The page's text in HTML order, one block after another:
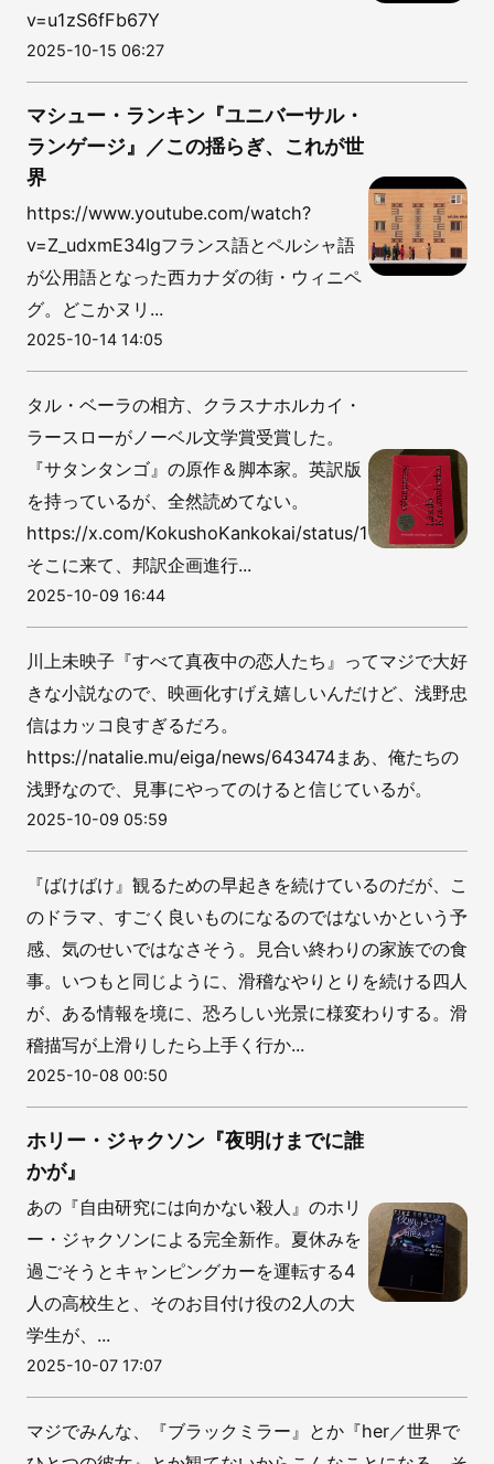
v=u1zS6fFb67Y
2025-10-15 06:27
マシュー・ランキン『ユニバーサル・
ランゲージ』／この揺らぎ、これが世
界
https://www.youtube.com/watch?
v=Z_udxmE34Igフランス語とペルシャ語
が公用語となった西カナダの街・ウィニペ
グ。どこかヌリ...
2025-10-14 14:05
タル・ベーラの相方、クラスナホルカイ・
ラースローがノーベル文学賞受賞した。
『サタンタンゴ』の原作＆脚本家。英訳版
を持っているが、全然読めてない。
https://x.com/KokushoKankokai/status/
そこに来て、邦訳企画進行...
2025-10-09 16:44
川上未映子『すべて真夜中の恋人たち』ってマジで大好
きな小説なので、映画化すげえ嬉しいんだけど、浅野忠
信はカッコ良すぎるだろ。
https://natalie.mu/eiga/news/643474まあ、俺たちの
浅野なので、見事にやってのけると信じているが。
2025-10-09 05:59
『ばけばけ』観るための早起きを続けているのだが、こ
のドラマ、すごく良いものになるのではないかという予
感、気のせいではなさそう。見合い終わりの家族での食
事。いつもと同じように、滑稽なやりとりを続ける四人
が、ある情報を境に、恐ろしい光景に様変わりする。滑
稽描写が上滑りしたら上手く行か...
2025-10-08 00:50
ホリー・ジャクソン『夜明けまでに誰
かが』
あの『自由研究には向かない殺人』のホリ
ー・ジャクソンによる完全新作。夏休みを
過ごそうとキャンピングカーを運転する4
人の高校生と、そのお目付け役の2人の大
学生が、...
2025-10-07 17:07
マジでみんな、『ブラックミラー』とか『her／世界で